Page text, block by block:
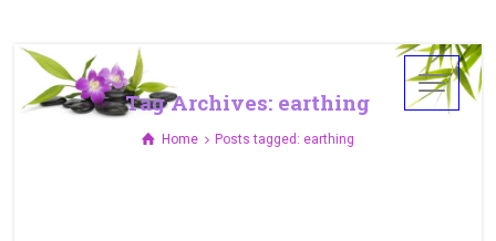
Tag Archives: earthing
Home Posts tagged: earthing